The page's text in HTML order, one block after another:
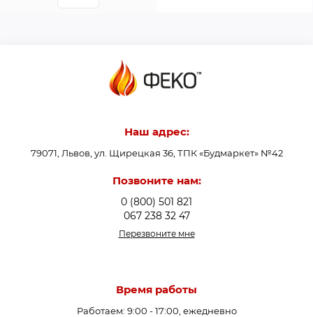
Наш адрес:
79071, Львов, ул. Щирецкая 36, ТПК «Будмаркет» №42
Позвоните нам:
0 (800) 501 821
067 238 32 47
Перезвоните мне
Время работы
Работаем: 9:00 - 17:00, ежедневно